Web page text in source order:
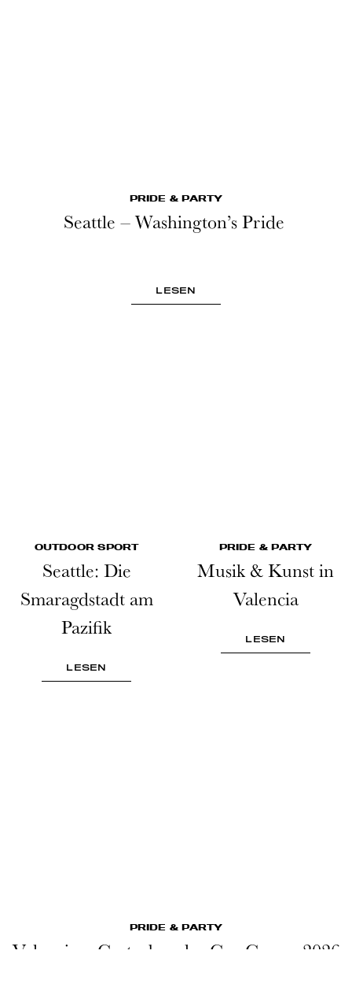
PRIDE & PARTY
Seattle – Washington’s Pride
LESEN
OUTDOOR SPORT
Seattle: Die
Smaragdstadt am
Pazifik
LESEN
PRIDE & PARTY
Musik & Kunst in
Valencia
LESEN
PRIDE & PARTY
Valencia – Gastgeber der Gay Games 2026